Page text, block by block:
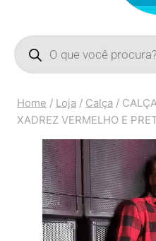
Home / Loja / Calça /
XADREZ VERMELHO E